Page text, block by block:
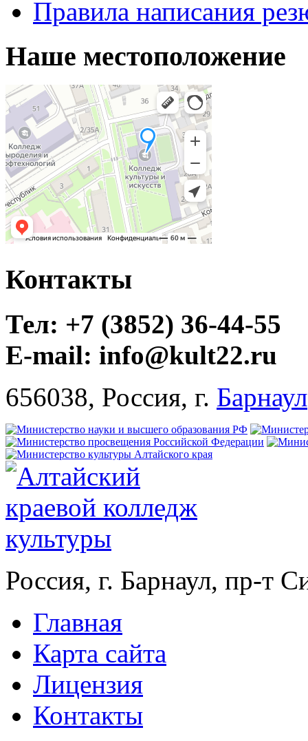
Правила написания
Наше местоположение
Контакты
Тел: +7 (3852) 36-44-55
E-mail: info@kult22.ru
656038, Россия, г. Барнаул
Россия, г. Барнаул, пр-т
Главная
Карта сайта
Лицензия
Контакты